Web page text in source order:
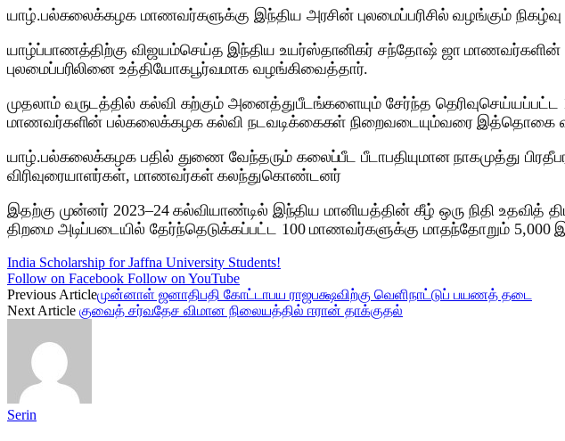
யாழ்.பல்கலைக்கழக மாணவர்களுக்கு இந்திய அரசின் புலமைப்பரிசில் வழங்கும்
யாழ்ப்பாணத்திற்கு விஜயம்செய்த இந்திய உயர்ஸ்தானிகர் சந்தோஷ் ஜா
புலமைப்பரிலினை உத்தியோகபூர்வமாக வழங்கிவைத்தார்.
முதலாம் வருடத்தில் கல்வி கற்கும் அனைத்துபீடங்களையும் சேர்ந்த
மாணவர்களின் பல்கலைக்கழக கல்வி நடவடிக்கைகள் நிறைவடையும்வரை இத்தொகை
யாழ்.பல்கலைக்கழக பதில் துணை வேந்தரும் கலைப்பீட பீடாபதியுமான நாகமுத்து
விரிவுரையாளர்கள், மாணவர்கள் கலந்துகொண்டனர்
இதற்கு முன்னர் 2023–24 கல்வியாண்டில் இந்திய மானியத்தின் கீழ் ஒரு நிதி
திறமை அடிப்படையில் தேர்ந்தெடுக்கப்பட்ட 100 மாணவர்களுக்கு மாதந்தோறும்
India Scholarship for Jaffna University Students!
Follow on Facebook Follow on YouTube
Previous Articleமுன்னாள் ஜனாதிபதி கோட்டாபய ராஜபக்ஷவிற்கு வெளிநாட்டுப் பயணத் தடை
Next Article குவைத் சர்வதேச விமான நிலையத்தில் ஈரான் தாக்குதல்
Serin